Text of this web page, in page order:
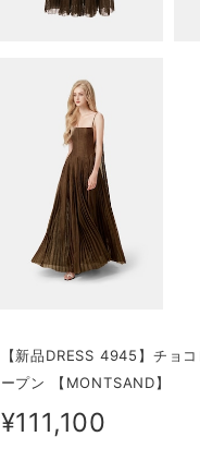
【新品DRESS 4945】チョ
ープン 【MONTSAND】
¥111,100